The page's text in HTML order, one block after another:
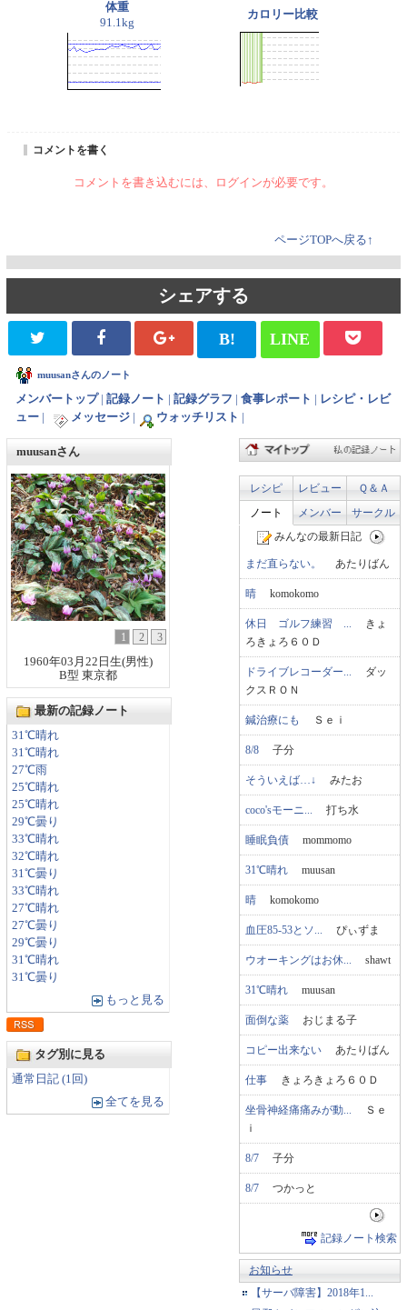
体重
91.1kg
カロリー比較
コメントを書く
コメントを書き込むには、ログインが必要です。
ページTOPへ戻る↑
シェアする
B! LINE
muusanさんのノート
メンバートップ| 記録ノート 記録グラフ 食事レポート
レシピ・レビ
ュー
メッセージ ウォッチリスト
muusanさん
1 2
3
1960年03月22日生(男性)
B型 東京都
最新の記録ノート
31℃晴れ
31℃晴れ
27℃雨
25℃晴れ
25℃晴れ
29℃曇り
33℃晴れ
32℃晴れ
31℃曇り
33℃晴れ
27℃晴れ
27℃曇り
29℃曇り
31℃晴れ
31℃曇り
もっと見る
タグ別に見る
通常日記 (1回)
全てを見る
レシピ レビュー
Ｑ＆Ａ
ノート
メンバー
サークル
みんなの最新日記
まだ直らない。 あたりばん
晴 komokomo
休日 ゴルフ練習 ...
きょ
ろきょろ６０Ｄ
ドライブレコーダー...
ダッ
クスＲＯＮ
鍼治療にも Ｓｅｉ
8/8 子分
そういえば…↓ みたお
coco'sモーニ... 打ち水
睡眠負債 mommomo
31℃晴れ muusan
晴 komokomo
血圧85-53とソ... ぴぃずま
ウオーキングはお休... shawt
31℃晴れ muusan
面倒な薬 おじまる子
コピー出来ない あたりばん
仕事 きょろきょろ６０Ｄ
坐骨神経痛痛みが動...
Ｓｅ
ｉ
8/7 子分
8/7 つかっと
記録ノート検索
お知らせ
【サーバ障害】2018年1...